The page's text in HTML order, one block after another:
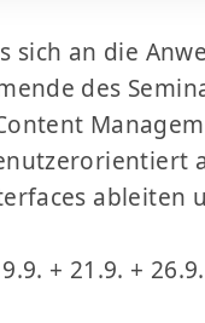
sich an die
des
ableiten
+ 21.9. +